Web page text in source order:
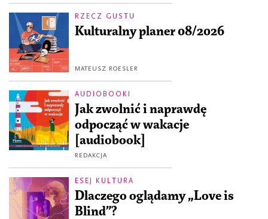
RZECZ GUSTU
Kulturalny planer 08/2026
MATEUSZ ROESLER
AUDIOBOOKI
Jak zwolnić i naprawdę
odpocząć w wakacje
[audiobook]
REDAKCJA
ESEJ KULTURA
Dlaczego oglądamy „Love is
Blind”?